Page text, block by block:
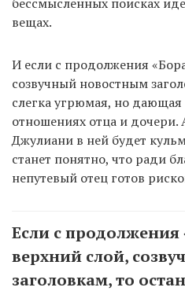
вещах.
И если с продолжения
созвучный новостным
слегка угрюмая, но
отношениях отца и дочери.
Джулиани в ней будет
станет понятно, что ради
непутевый отец готов
Если с продолжения
верхний слой,
заголовкам, то